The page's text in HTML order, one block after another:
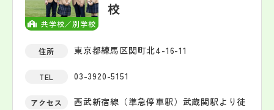
共学校／別学校
校
住所 東京都練馬区関町北4-16-11
TEL 03-3920-5151
アクセス
西武新宿線（準急停車駅）武蔵関駅より徒